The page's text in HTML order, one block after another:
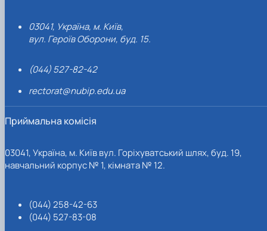
03041, Україна, м. Київ,
вул. Героїв Оборони, буд. 15.
(044) 527-82-42
rectorat@nubip.edu.ua
Приймальна комісія
03041, Україна, м. Київ вул. Горіхуватський шлях, буд. 19,
навчальний корпус № 1, кімната № 12.
(044) 258-42-63
(044) 527-83-08